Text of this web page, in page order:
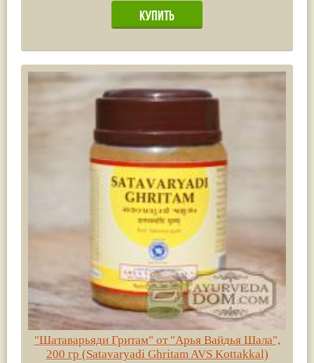
"Шатаварьяди Гритам" от "Арья Вайдья Шала",
200 гр (Satavaryadi Ghritam AVS Kottakkal)